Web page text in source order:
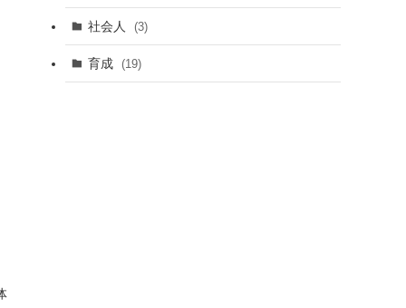
社会人 (3)
育成 (19)